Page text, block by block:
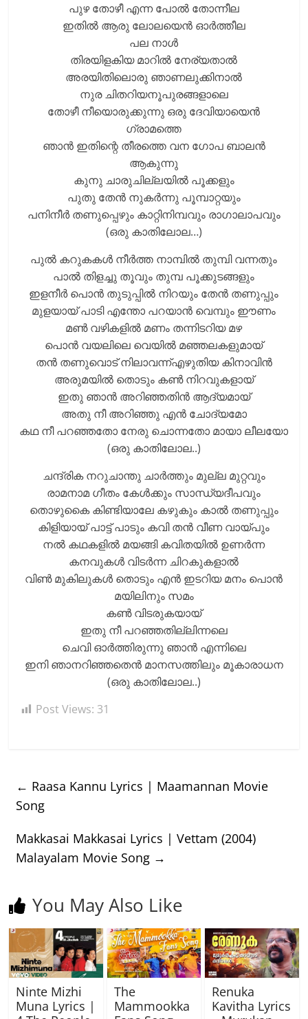
പുഴ തോഴീ എന്ന പോൽ തോന്നീല
ഇതിൽ ആരു ലോലയെൻ ഓർത്തീല
പല നാൾ
തിരയിളകിയ മാറിൽ നേര്യതാൽ
അരയിതിലൊരു ഞാണലുക്കിനാൽ
നുര ചിതറിയനൂപുരങ്ങളാലെ
തോഴീ നീയൊരുക്കുന്നു ഒരു ദേവിയായെൻ
ഗ്രാമത്തെ
ഞാൻ ഇതിന്റെ തീരത്തെ വന ഗോപ ബാലൻ
ആകുന്നു
കുനു ചാരുചില്ലയിൽ പൂക്കളും
പുതു തേൻ നുകർന്നു പൂമ്പാറ്റയും
പനിനീർ തണുപ്പെഴും കാറ്റിനിമ്പവും രാഗാലാപവും
(ഒരു കാതിലോല…)
പുൽ കറുകകൾ നീർത്ത നാമ്പിൽ തുമ്പി വന്നതും
പാൽ തിളച്ചു തൂവും തുമ്പ പൂക്കുടങ്ങളും
ഇളനീർ പൊൻ തുടുപ്പിൽ നിറയും തേൻ തണുപ്പും
മുളയായ് പാടി എന്തോ പറയാൻ വെമ്പും ഈണം
മൺ വഴികളിൽ മണം തന്നിടറിയ മഴ
പൊൻ വയലിലെ വെയിൽ മഞ്ഞലകളുമായ്
തൻ തണുവൊട് നിലാവന്ന്എഴുതിയ കിനാവിൻ
അരുമയിൽ തൊടും കൺ നിറവുകളായ്
ഇതു ഞാൻ അറിഞ്ഞതിൻ ആദ്യമായ്
അതു നീ അറിഞ്ഞു എൻ ചോദ്യമോ
കഥ നീ പറഞ്ഞതോ നേരു ചൊന്നതോ മായാ ലീലയോ
(ഒരു കാതിലോല..)
ചന്ദ്രിക നറുചാന്തു ചാർത്തും മുല്ല മുറ്റവും
രാമനാമ ഗീതം കേൾക്കും സാന്ധ്യദീപവും
തൊഴുകൈ കിണ്ടിയാലേ കഴുകും കാൽ തണുപ്പും
കിളിയായ് പാട്ട് പാടും കവി തൻ വീണ വായ്പും
നൽ കഥകളിൽ മയങ്ങി കവിതയിൽ ഉണർന്ന
കനവുകൾ വിടർന്ന ചിറകുകളാൽ
വിൺ മുകിലുകൾ തൊടും എൻ ഇടറിയ മനം പൊൻ
മയിലിനും സമം
കൺ വിടരുകയായ്
ഇതു നീ പറഞ്ഞതില്ലിന്നലെ
ചെവി ഓർത്തിരുന്നു ഞാൻ എന്നിലെ
ഇനി ഞാനറിഞ്ഞതെൻ മാനസത്തിലും മൂകാരാധന
(ഒരു കാതിലോല..)
Post Views: 31
← Raasa Kannu Lyrics | Maamannan Movie
Song
Makkasai Makkasai Lyrics | Vettam (2004)
Malayalam Movie Song →
You May Also Like
Ninte Mizhi
Muna Lyrics |
The
Mammookka
Renuka
Kavitha Lyrics